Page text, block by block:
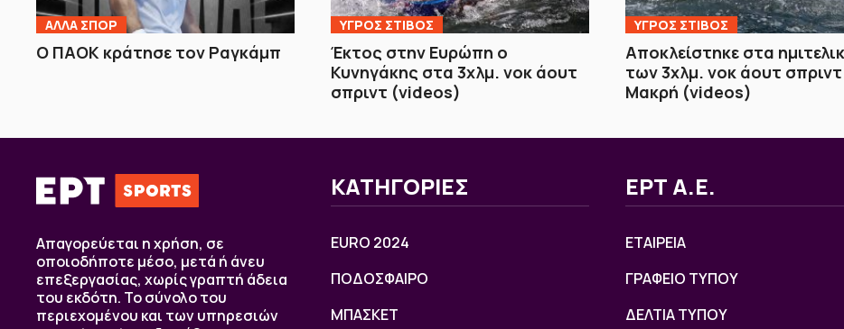
ΑΛΛΑ ΣΠΟΡ
Ο ΠΑΟΚ κράτησε τον Ραγκάμπ
ΥΓΡΟΣ ΣΤΙΒΟΣ
Έκτος στην Ευρώπη ο
Κυνηγάκης στα 3χλμ. νοκ άουτ
σπριντ (videos)
ΥΓΡΟΣ ΣΤΙΒΟΣ
Αποκλείστηκε στα
των 3χλμ. νοκ άουτ
Μακρή (videos)
Απαγορεύεται η χρήση, σε
οποιοδήποτε μέσο, μετά ή άνευ
επεξεργασίας, χωρίς γραπτή άδεια
του εκδότη. Το σύνολο του
περιεχομένου και των υπηρεσιών
ΚΑΤΗΓΟΡΙΕΣ
EURO 2024
ΠΟΔΟΣΦΑΙΡΟ
ΜΠΑΣΚΕΤ
ΕΡΤ Α.Ε.
ΕΤΑΙΡΕΙΑ
ΓΡΑΦΕΙΟ ΤΥΠΟΥ
ΔΕΛΤΙΑ ΤΥΠΟΥ